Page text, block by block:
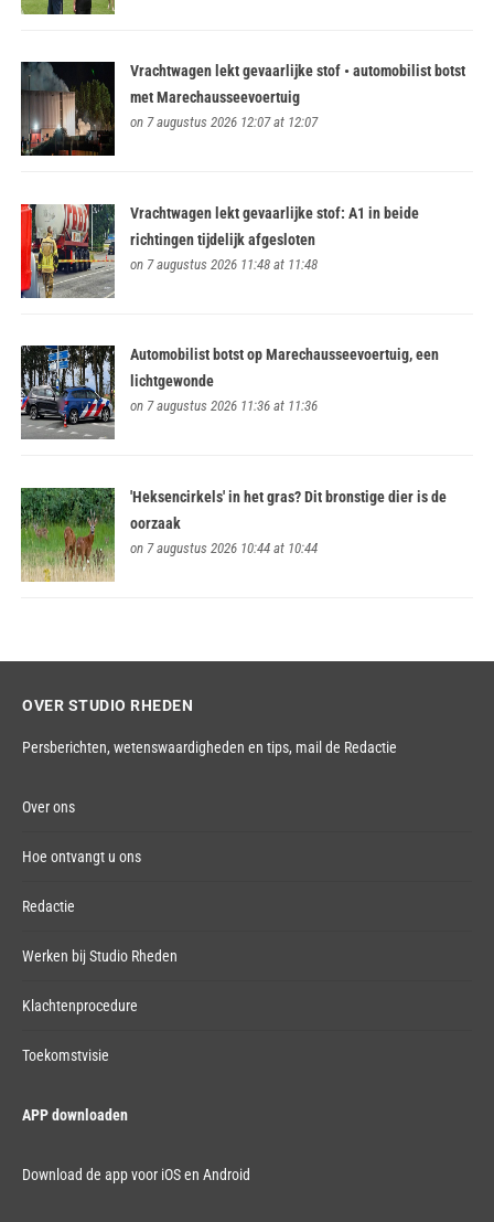
Vrachtwagen lekt gevaarlijke stof • automobilist botst
met Marechausseevoertuig
on 7 augustus 2026 12:07 at 12:07
Vrachtwagen lekt gevaarlijke stof: A1 in beide
richtingen tijdelijk afgesloten
on 7 augustus 2026 11:48 at 11:48
Automobilist botst op Marechausseevoertuig, een
lichtgewonde
on 7 augustus 2026 11:36 at 11:36
'Heksencirkels' in het gras? Dit bronstige dier is de
oorzaak
on 7 augustus 2026 10:44 at 10:44
OVER STUDIO RHEDEN
Persberichten, wetenswaardigheden en tips, mail de Redactie
Over ons
Hoe ontvangt u ons
Redactie
Werken bij Studio Rheden
Klachtenprocedure
Toekomstvisie
APP downloaden
Download de app voor iOS en Android